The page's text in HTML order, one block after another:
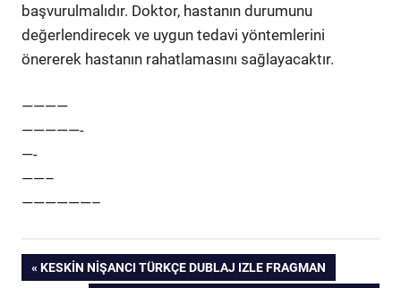
başvurulmalıdır. Doktor, hastanın durumunu
değerlendirecek ve uygun tedavi yöntemlerini
önererek hastanın rahatlamasını sağlayacaktır.
————
—————-
—-
——–
——————–
Yazı
PREVIOUS
KESKIN NIŞANCI TÜRKÇE DUBLAJ IZLE FRAGMAN